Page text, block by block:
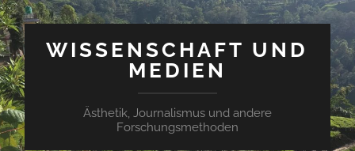
WISSENSCHAFT UND
MEDIEN
Ästhetik, Journalismus und andere
Forschungsmethoden